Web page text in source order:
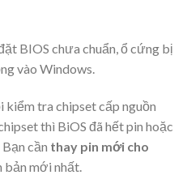
BIOS chưa chuẩn, ổ cứng bị
vào Windows.
kiểm tra chipset cấp nguồn
thì BiOS đã hết pin hoặc
cần thay pin mới cho
bản mới nhất.